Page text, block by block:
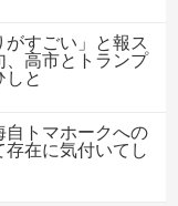
がすごい」と報ス
、高市とトランプ
しと
自トマホークへの
在に気付いてし